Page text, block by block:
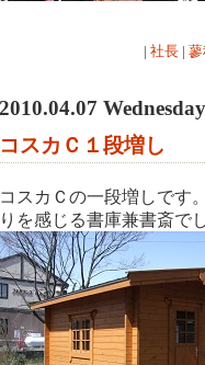
| 社長 |
2010.04.07 Wednesday
コスカＣ１段増し
コスカＣの一段増しです
りを感じる書庫兼書斎で